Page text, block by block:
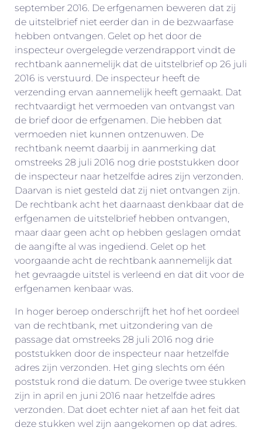
september 2016. De erfgenamen beweren dat zij
de uitstelbrief niet eerder dan in de bezwaarfase
hebben ontvangen. Gelet op het door de
inspecteur overgelegde verzendrapport vindt de
rechtbank aannemelijk dat de uitstelbrief op 26 juli
2016 is verstuurd. De inspecteur heeft de
verzending ervan aannemelijk heeft gemaakt. Dat
rechtvaardigt het vermoeden van ontvangst van
de brief door de erfgenamen. Die hebben dat
vermoeden niet kunnen ontzenuwen. De
rechtbank neemt daarbij in aanmerking dat
omstreeks 28 juli 2016 nog drie poststukken door
de inspecteur naar hetzelfde adres zijn verzonden.
Daarvan is niet gesteld dat zij niet ontvangen zijn.
De rechtbank acht het daarnaast denkbaar dat de
erfgenamen de uitstelbrief hebben ontvangen,
maar daar geen acht op hebben geslagen omdat
de aangifte al was ingediend. Gelet op het
voorgaande acht de rechtbank aannemelijk dat
het gevraagde uitstel is verleend en dat dit voor de
erfgenamen kenbaar was.
In hoger beroep onderschrijft het hof het oordeel
van de rechtbank, met uitzondering van de
passage dat omstreeks 28 juli 2016 nog drie
poststukken door de inspecteur naar hetzelfde
adres zijn verzonden. Het ging slechts om één
poststuk rond die datum. De overige twee stukken
zijn in april en juni 2016 naar hetzelfde adres
verzonden. Dat doet echter niet af aan het feit dat
deze stukken wel zijn aangekomen op dat adres.